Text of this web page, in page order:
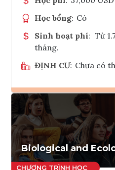
Học bổng: Có
Sinh hoạt phí: Từ
tháng.
ĐỊNH CƯ: Chưa có
Biological and